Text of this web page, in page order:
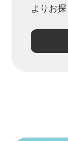
よりお探